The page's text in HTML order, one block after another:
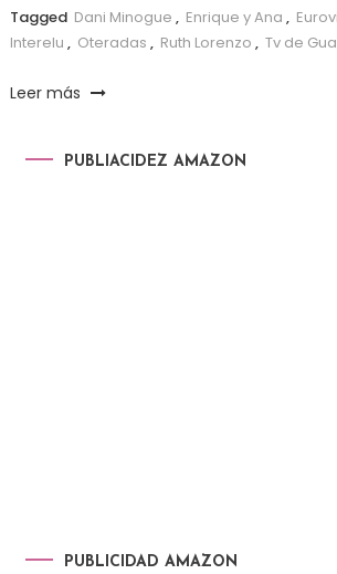
Tagged Dani Minogue , Enrique y Ana ,
Interelu , Oteradas , Ruth Lorenzo , Tv de
Leer más
PUBLIACIDEZ AMAZON
PUBLICIDAD AMAZON